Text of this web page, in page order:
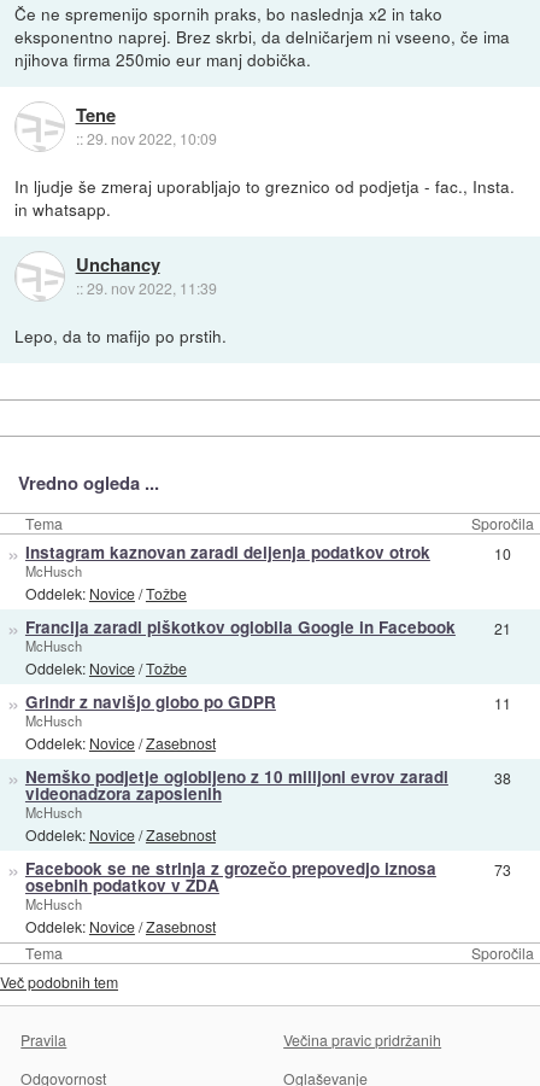
Če ne spremenijo spornih praks, bo naslednja x2 in tako
eksponentno naprej. Brez skrbi, da delničarjem ni vseeno, če ima
njihova firma 250mio eur manj dobička.
Tene
::29. nov 2022, 10:09
In ljudje še zmeraj uporabljajo to greznico od podjetja - fac., Insta.
in whatsapp.
Unchancy
::29. nov 2022, 11:39
Lepo, da to mafijo po prstih.
Vredno ogleda ...
Tema Sporočila
Tema Sporočila
» Instagram kaznovan zaradi deljenja podatkov otrok
McHusch
Oddelek: Novice/Tožbe
10
» Francija zaradi piškotkov oglobila Google in Facebook
McHusch
Oddelek: Novice/Tožbe
21
» Grindr z navišjo globo po GDPR
McHusch
Oddelek: Novice/Zasebnost
11
» Nemško podjetje oglobljeno z 10 milijoni evrov zaradi
videonadzora zaposlenih
McHusch
Oddelek: Novice/Zasebnost
38
» Facebook se ne strinja z grozečo prepovedjo iznosa
osebnih podatkov v ZDA
McHusch
Oddelek: Novice/Zasebnost
73
Več podobnih tem
Pravila
Večina pravic pridržanih
Odgovornost
Oglaševanje